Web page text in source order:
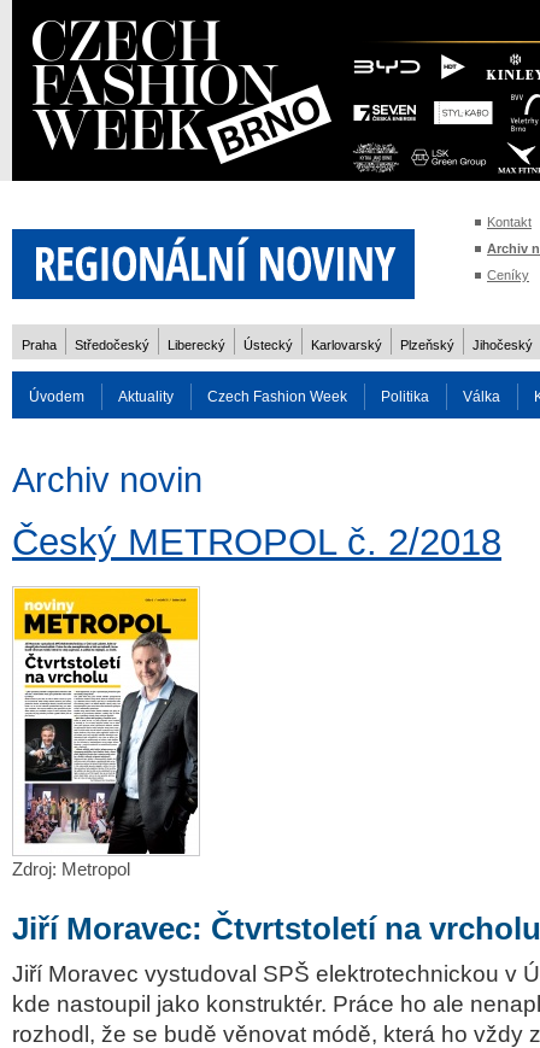
Kontakt
Archiv
Ceníky
Praha Středočeský Liberecký Ústecký Karlovarský Plzeňský Jihočeský
Úvodem Aktuality Czech Fashion Week Politika Válka
Rozhovory
Archiv novin
Český METROPOL č. 2/2018
Zdroj: Metropol
Jiří Moravec: Čtvrtstoletí na vrcholu
Jiří Moravec vystudoval SPŠ elektrotechnickou v
kde nastoupil jako konstruktér. Práce ho ale
rozhodl, že se budě věnovat módě, která ho vždy